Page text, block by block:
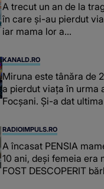
A trecut un an de la
în care și-au pierdut
iar mama lor a…
KANALD.RO
Miruna este tânăra de
a pierdut viața în urma
Focșani. Și-a dat
RADIOIMPULS.RO
A încasat PENSIA
10 ani, deși femeia era
FOST DESCOPERIT